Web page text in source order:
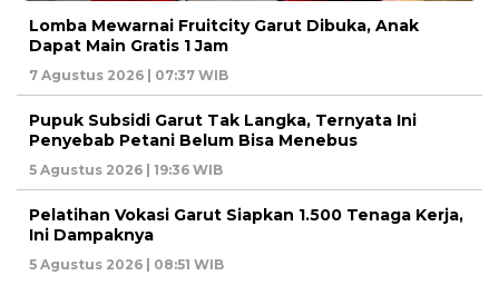
Lomba Mewarnai Fruitcity Garut Dibuka, Anak
Dapat Main Gratis 1 Jam
7 Agustus 2026 | 07:37 WIB
Pupuk Subsidi Garut Tak Langka, Ternyata Ini
Penyebab Petani Belum Bisa Menebus
5 Agustus 2026 | 19:36 WIB
Pelatihan Vokasi Garut Siapkan 1.500 Tenaga Kerja,
Ini Dampaknya
5 Agustus 2026 | 08:51 WIB